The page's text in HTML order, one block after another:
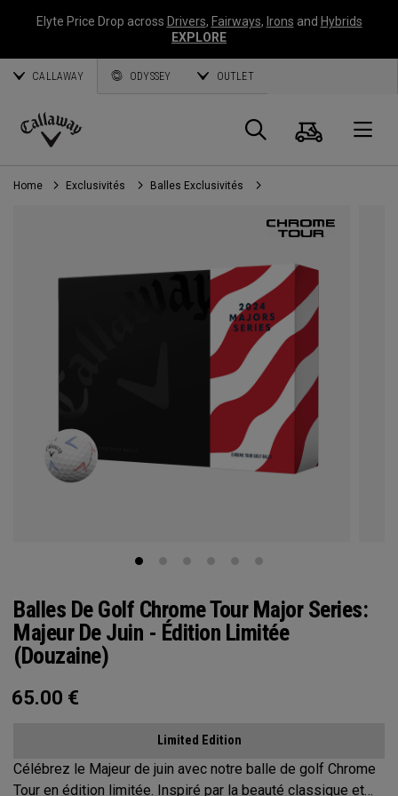
Elyte Price Drop across Drivers, Fairways, Irons and Hybrids
EXPLORE
CALLAWAY ODYSSEY OUTLET
Callaway
Golf
Panier
Home Exclusivités Balles Exclusivités
Balles De Golf Chrome Tour Major Series:
Majeur De Juin - Édition Limitée
(Douzaine)
65.00 €
Limited Edition
Célébrez le Majeur de juin avec notre balle de golf Chrome
Tour en édition limitée. Inspiré par la beauté classique et